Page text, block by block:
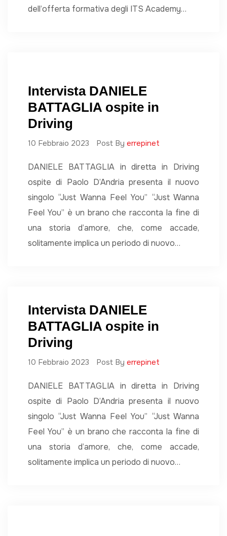
dell’offerta formativa degli ITS Academy…
Intervista DANIELE
BATTAGLIA ospite in
Driving
10 Febbraio 2023 Post By errepinet
DANIELE BATTAGLIA in diretta in Driving
ospite di Paolo D’Andria presenta il nuovo
singolo “Just Wanna Feel You” “Just Wanna
Feel You” è un brano che racconta la fine di
una storia d’amore, che, come accade,
solitamente implica un periodo di nuovo…
Intervista DANIELE
BATTAGLIA ospite in
Driving
10 Febbraio 2023 Post By errepinet
DANIELE BATTAGLIA in diretta in Driving
ospite di Paolo D’Andria presenta il nuovo
singolo “Just Wanna Feel You” “Just Wanna
Feel You” è un brano che racconta la fine di
una storia d’amore, che, come accade,
solitamente implica un periodo di nuovo…